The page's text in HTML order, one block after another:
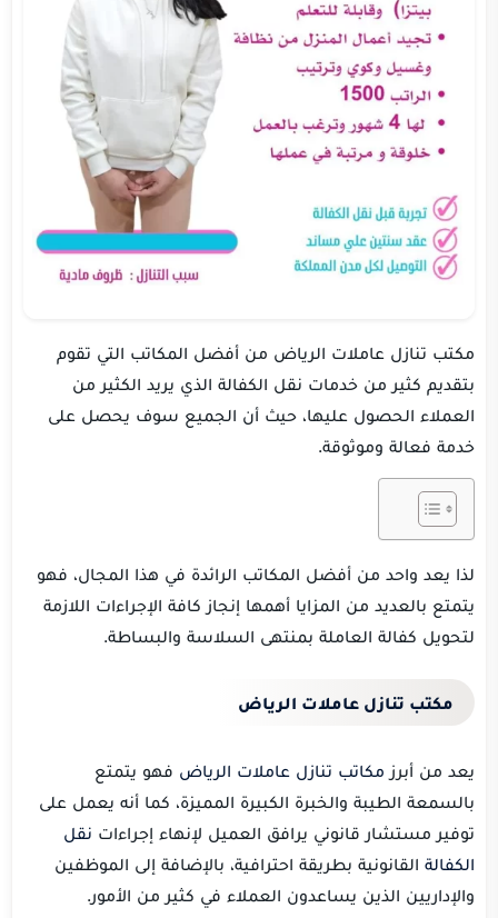
مكتب تنازل عاملات الرياض من أفضل المكاتب التي تقوم
بتقديم كثير من خدمات نقل الكفالة الذي يريد الكثير من
العملاء الحصول عليها، حيث أن الجميع سوف يحصل على
خدمة فعالة وموثوقة.
لذا يعد واحد من أفضل المكاتب الرائدة في هذا المجال، فهو
يتمتع بالعديد من المزايا أهمها إنجاز كافة الإجراءات اللازمة
لتحويل كفالة العاملة بمنتهى السلاسة والبساطة.
مكتب تنازل عاملات الرياض
يعد من أبرز مكاتب تنازل عاملات الرياض فهو يتمتع
بالسمعة الطيبة والخبرة الكبيرة المميزة، كما أنه يعمل على
توفير مستشار قانوني يرافق العميل لإنهاء إجراءات نقل
الكفالة القانونية بطريقة احترافية، بالإضافة إلى الموظفين
والإداريين الذين يساعدون العملاء في كثير من الأمور.